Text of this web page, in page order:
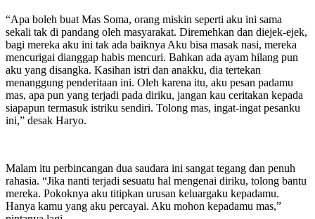
“Apa boleh buat Mas Soma, orang miskin seperti aku ini sama
sekali tak di pandang oleh masyarakat. Diremehkan dan diejek-ejek,
bagi mereka aku ini tak ada baiknya Aku bisa masak nasi, mereka
mencurigai dianggap habis mencuri. Bahkan ada ayam hilang pun
aku yang disangka. Kasihan istri dan anakku, dia tertekan
menanggung penderitaan ini. Oleh karena itu, aku pesan padamu
mas, apa pun yang terjadi pada diriku, jangan kau ceritakan kepada
siapapun termasuk istriku sendiri. Tolong mas, ingat-ingat pesanku
ini,” desak Haryo.
Malam itu perbincangan dua saudara ini sangat tegang dan penuh
rahasia. “Jika nanti terjadi sesuatu hal mengenai diriku, tolong bantu
mereka. Pokoknya aku titipkan urusan keluargaku kepadamu.
Hanya kamu yang aku percayai. Aku mohon kepadamu mas,”